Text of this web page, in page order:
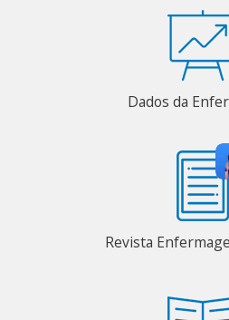
Dados da
Revista